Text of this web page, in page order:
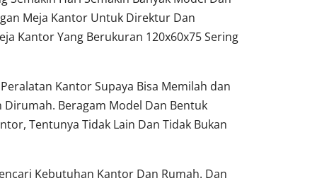
Meja Kantor Untuk Direktur Dan
Kantor Yang Berukuran 120x60x75 Sering
Kantor Supaya Bisa Memilah dan
Beragam Model Dan Bentuk
Tentunya Tidak Lain Dan Tidak Bukan
Kebutuhan Kantor Dan Rumah. Dan